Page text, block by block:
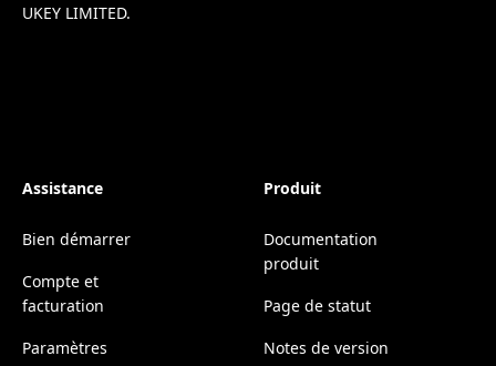
UKEY LIMITED.
Assistance
Bien démarrer
Compte et
facturation
Paramètres
Produit
Documentation
produit
Page de statut
Notes de version